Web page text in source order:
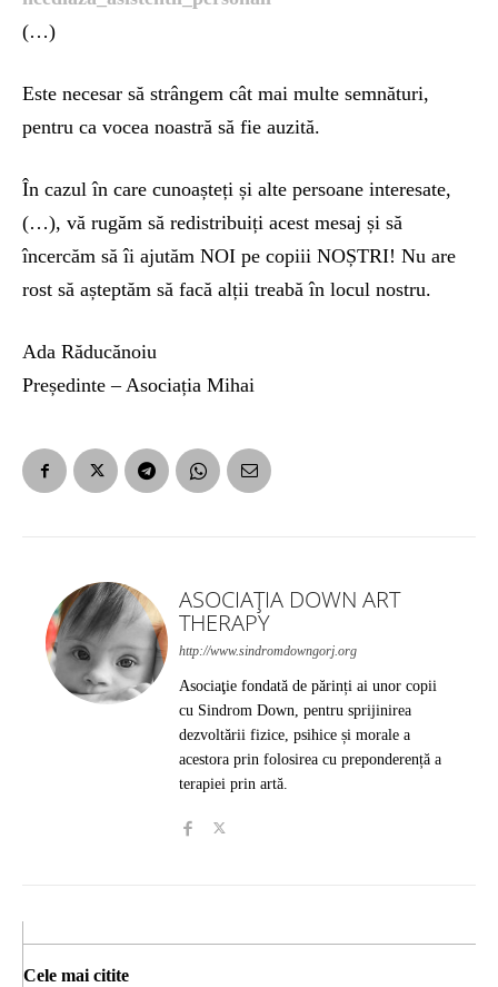
(…)
Este necesar să strângem cât mai multe semnături,
pentru ca vocea noastră să fie auzită.
În cazul în care cunoașteți și alte persoane interesate,
(…), vă rugăm să redistribuiți acest mesaj și să
încercăm să îi ajutăm NOI pe copiii NOȘTRI! Nu are
rost să așteptăm să facă alții treabă în locul nostru.
Ada Răducănoiu
Președinte – Asociația Mihai
ASOCIAȚIA DOWN ART
THERAPY
http://www.sindromdowngorj.org
Asociaţie fondată de părinți ai unor copii
cu Sindrom Down, pentru sprijinirea
dezvoltării fizice, psihice și morale a
acestora prin folosirea cu preponderență a
terapiei prin artă.
Cele mai citite